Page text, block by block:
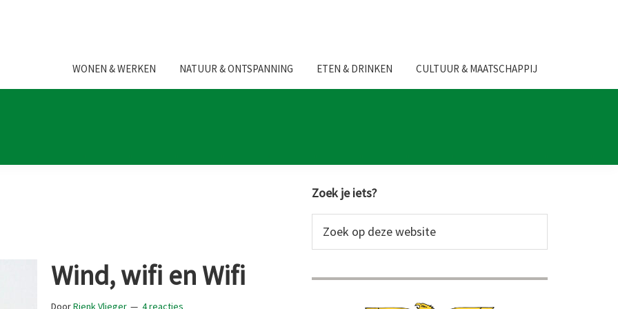
WONEN & WERKEN NATUUR & ONTSPANNING ETEN & DRINKEN CULTUUR & MAATSCHAPPIJ
Wind, wifi en Wifi
DoorRienk Vlieger
4 reacties
Primaire
Sidebar
Zoek je iets?
op
website